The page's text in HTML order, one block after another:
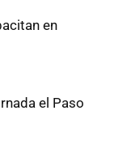
en
el Paso